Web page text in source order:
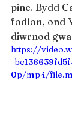
pinc. Bydd
fodlon, ond
diwrnod
https://
0p/mp4/